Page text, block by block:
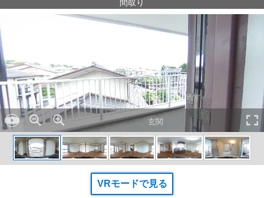
間取り
玄関
VRモードで見る